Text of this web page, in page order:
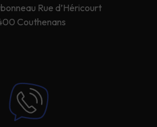
Rue d’Héricourt
Couthenans